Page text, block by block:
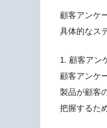
顧客アンケ
具体的なス
1. 顧客アン
顧客アンケ
製品が顧客
把握するた